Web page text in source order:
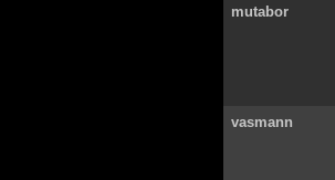
mutabor
vasmann